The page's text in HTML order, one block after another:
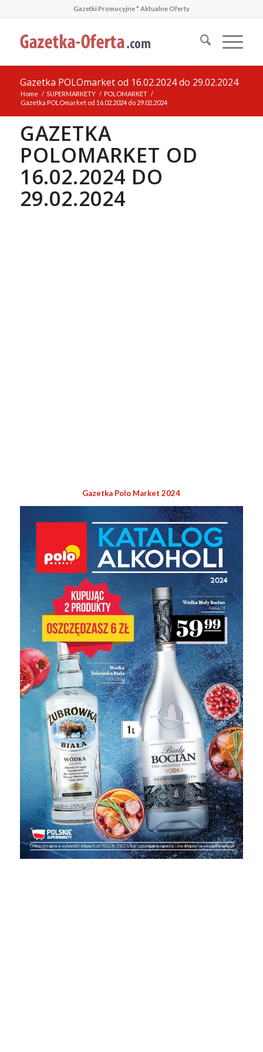
Gazetki Promocyjne * Aktualne Oferty
Gazetka POLOmarket od 16.02.2024 do 29.02.2024
Home / SUPERMARKETY / POLOMARKET /
Gazetka POLOmarket od 16.02.2024 do 29.02.2024
GAZETKA
POLOMARKET OD
16.02.2024 DO
29.02.2024
Gazetka Polo Market 2024